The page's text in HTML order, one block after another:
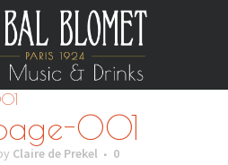
001
Claire de Prekel
0